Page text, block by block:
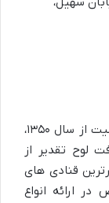
قنادی نیشکر با بیش از نیم قرن سابقه فعالیت از سال ۱۳۵۰،
لوح تقدیر از
قنادی های
ارائه انواع